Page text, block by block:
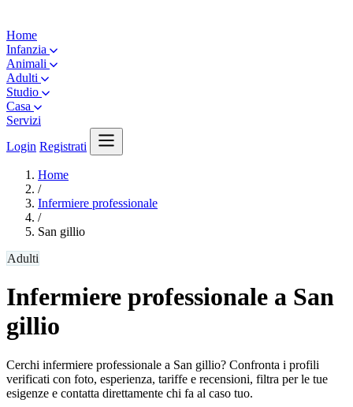
Home
Infanzia
Animali
Adulti
Studio
Casa
Servizi
Login Registrati
Home
/
Infermiere professionale
/
San gillio
Adulti
Infermiere professionale a San
gillio
Cerchi infermiere professionale a San gillio? Confronta i profili
verificati con foto, esperienza, tariffe e recensioni, filtra per le tue
esigenze e contatta direttamente chi fa al caso tuo.